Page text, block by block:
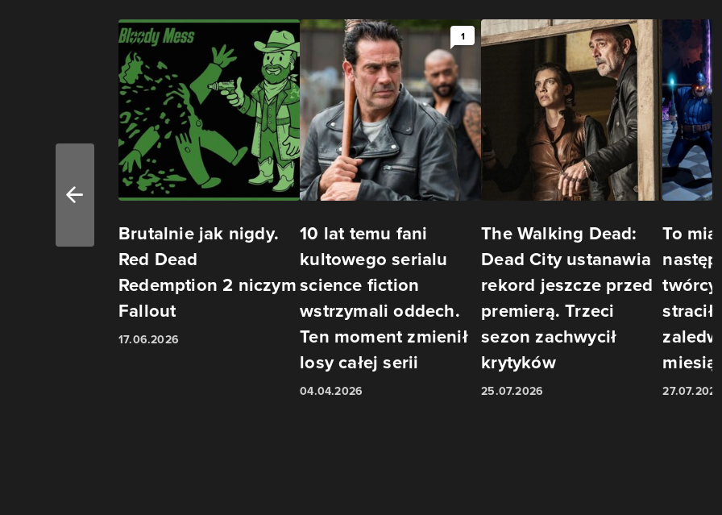
Brutalnie jak nigdy.
Red Dead
Redemption 2 niczym
Fallout
17.06.2026
1
10 lat temu fani
kultowego serialu
science fiction
wstrzymali oddech.
Ten moment zmienił
losy całej serii
04.04.2026
The Walking Dead:
Dead City ustanawia
rekord jeszcze przed
premierą. Trzeci
sezon zachwycił
krytyków
25.07.2026
To
twórcy